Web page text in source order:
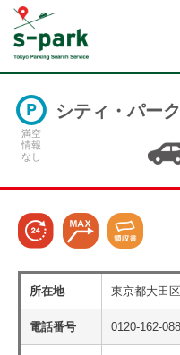
満空
情報
なし
シティ・パー
所在地 東京都大田
電話番号 0120-162-088